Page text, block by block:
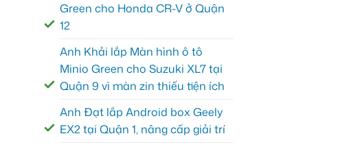
Green cho Honda CR-V ở Quận
12
Anh Khải lắp Màn hình ô tô
Minio Green cho Suzuki XL7 tại
Quận 9 vì màn zin thiếu tiện ích
Anh Đạt lắp Android box Geely
EX2 tại Quận 1, nâng cấp giải trí